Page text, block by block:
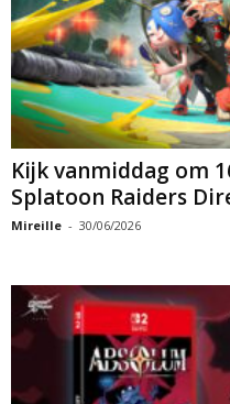
Kijk vanmiddag om
Splatoon Raiders
Mireille - 30/06/2026